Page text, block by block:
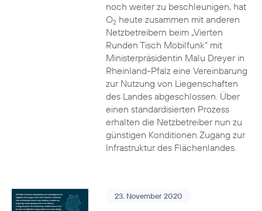
noch weiter zu beschleunigen, hat
O2heute zusammen mit anderen
Netzbetreibern beim „Vierten
Runden Tisch Mobilfunk“ mit
Ministerpräsidentin Malu Dreyer in
Rheinland-Pfalz eine Vereinbarung
zur Nutzung von Liegenschaften
des Landes abgeschlossen. Über
einen standardisierten Prozess
erhalten die Netzbetreiber nun zu
günstigen Konditionen Zugang zur
Infrastruktur des Flächenlandes.
23. November 2020